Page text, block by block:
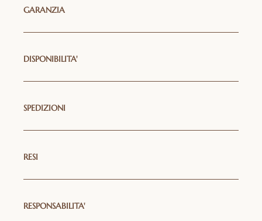
GARANZIA
DISPONIBILITA'
SPEDIZIONI
RESI
RESPONSABILITA'